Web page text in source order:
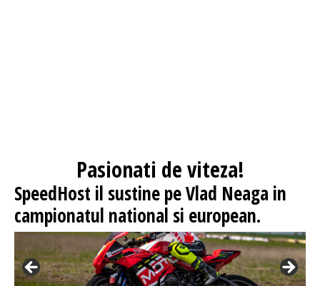
Pasionati de viteza!
SpeedHost il sustine pe Vlad Neaga in
campionatul national si european.